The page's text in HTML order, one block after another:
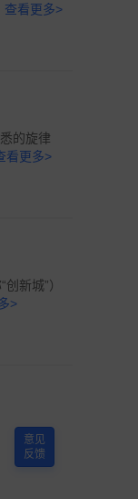
查看更多>
的旋律
看更多>
新城”）
>
意见
反馈